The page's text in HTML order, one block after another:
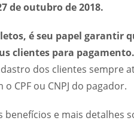
de outubro de 2018.
é seu papel garantir
clientes para pagamento.
dos clientes sempre
CPF ou CNPJ do pagador.
benefícios e mais detalhes